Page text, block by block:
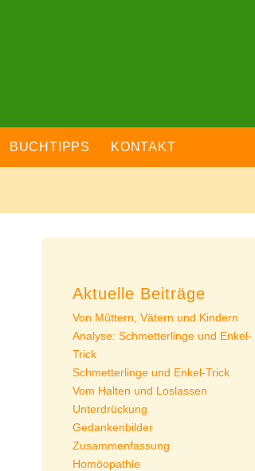
BUCHTIPPS KONTAKT
Aktuelle Beiträge
Von Müttern, Vätern und Kindern
Analyse: Schmetterlinge und Enkel-
Trick
Schmetterlinge und Enkel-Trick
Vom Halten und Loslassen
Unterdrückung
Gedankenbilder
Zusammenfassung
Homöopathie